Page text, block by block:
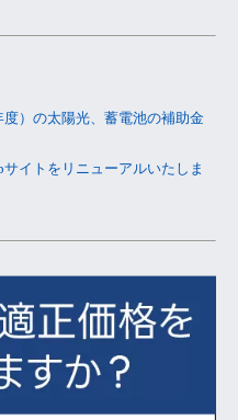
）の太陽光、蓄電池の補助金
イトをリニューアルいたしま